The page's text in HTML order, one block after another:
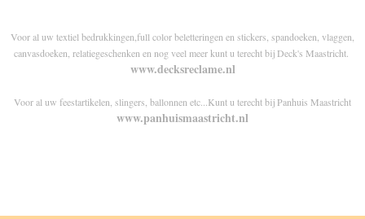
Voor al uw textiel bedrukkingen,full color beletteringen en stickers, spandoeken, vlaggen,
canvasdoeken, relatiegeschenken en nog veel meer kunt u terecht bij Deck's Maastricht.
www.decksreclame.nl
Voor al uw feestartikelen, slingers, ballonnen etc...Kunt u terecht bij Panhuis Maastricht
www.panhuismaastricht.nl